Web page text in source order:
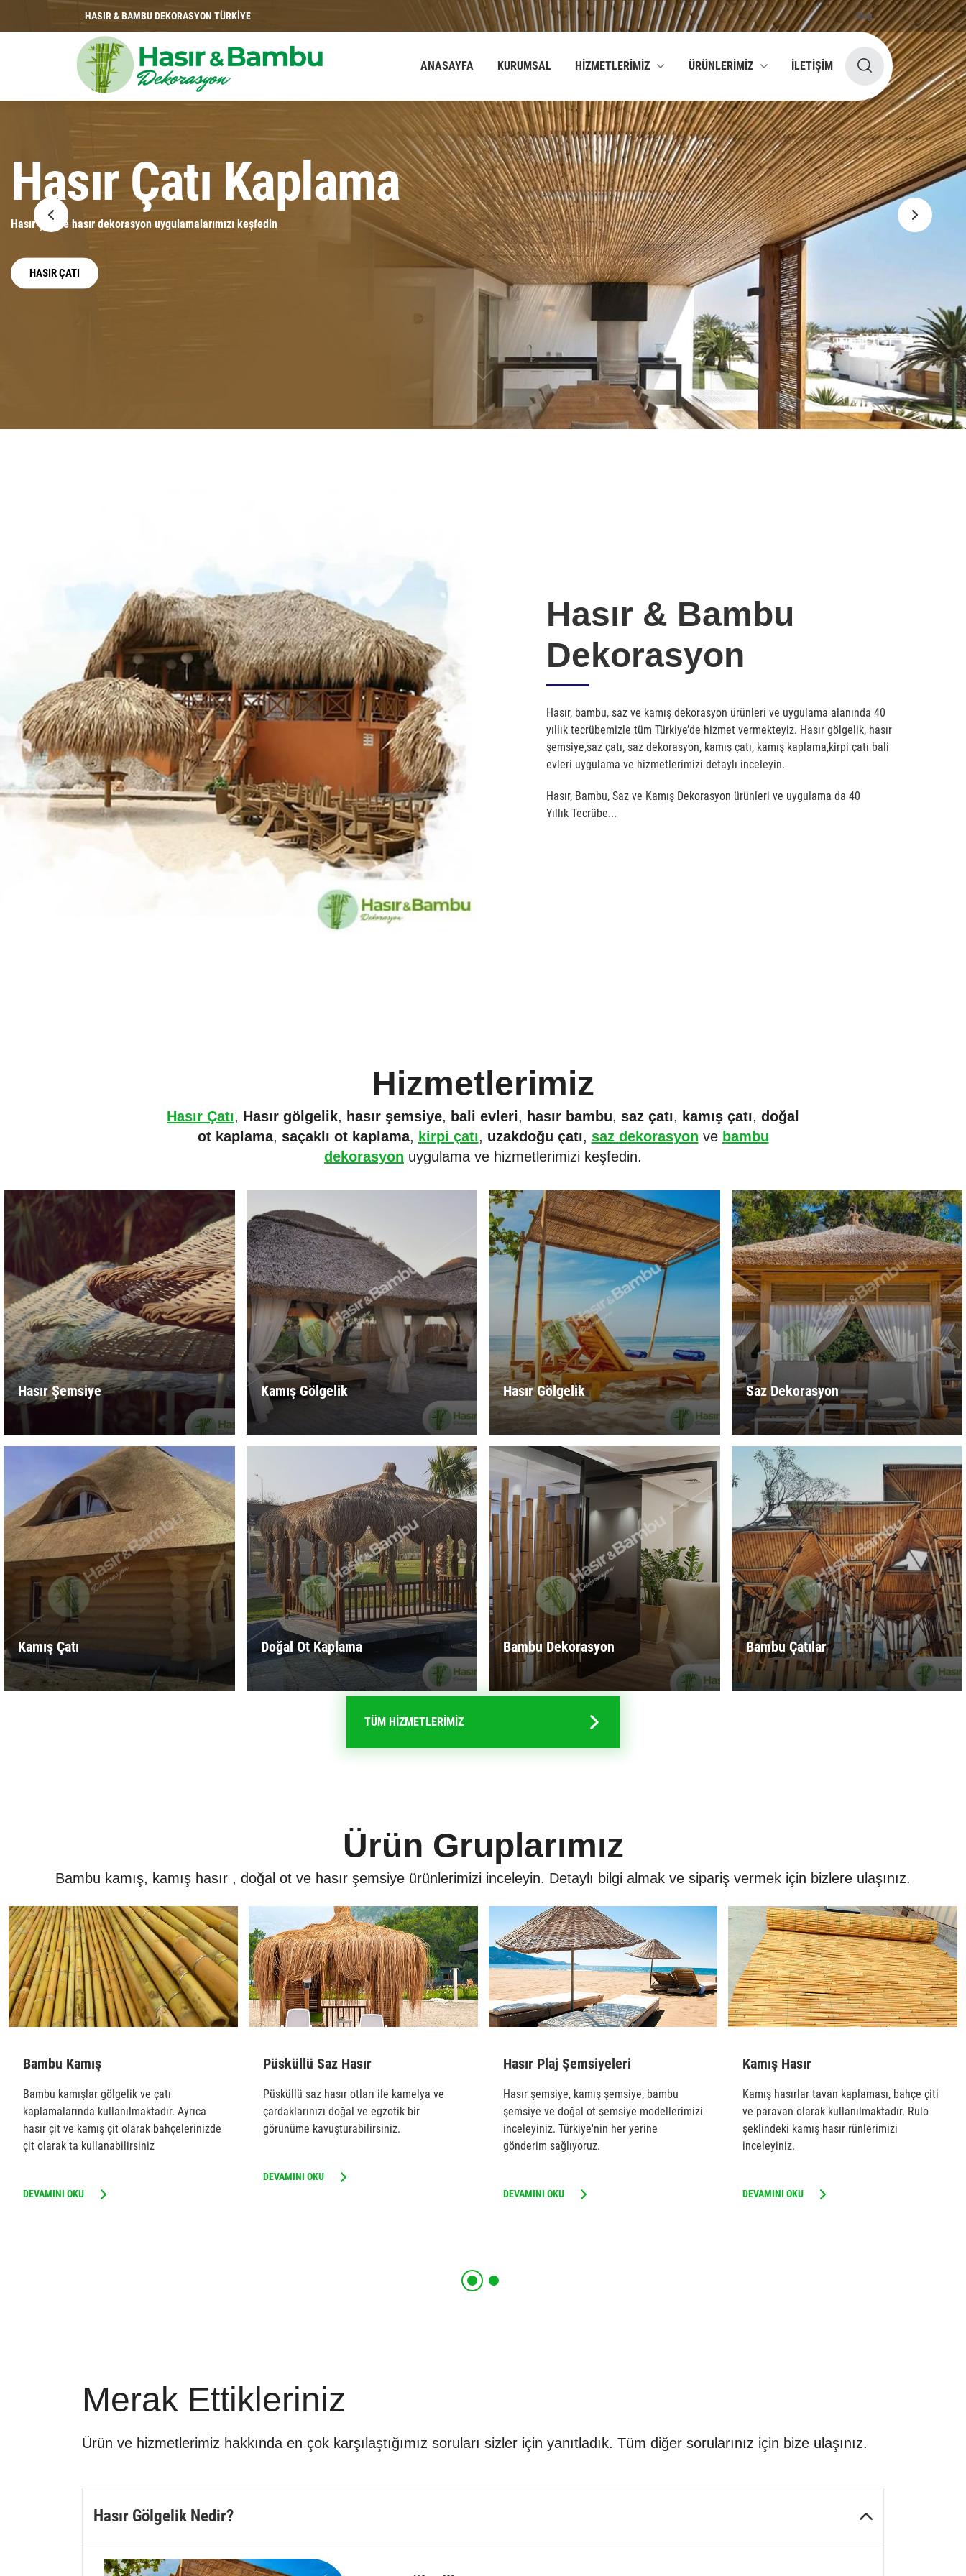
HASIR & BAMBU DEKORASYON TÜRKİYE Blog
ANASAYFA KURUMSAL HİZMETLERİMİZ ÜRÜNLERİMİZ İLETİŞİM
Hasır & Bambu
Dekorasyon
KEŞFET
Hasır & Bambu
Dekorasyon
Hasır, bambu, saz ve kamış dekorasyon ürünleri ve uygulama alanında 40
yıllık tecrübemizle tüm Türkiye’de hizmet vermekteyiz. Hasır gölgelik, hasır
şemsiye,saz çatı, saz dekorasyon, kamış çatı, kamış kaplama,kirpi çatı bali
evleri uygulama ve hizmetlerimizi detaylı inceleyin.
Hasır, Bambu, Saz ve Kamış Dekorasyon ürünleri ve uygulama da 40
Yıllık Tecrübe...
Hizmetlerimiz
Hasır Çatı, Hasır gölgelik, hasır şemsiye, bali evleri, hasır bambu, saz çatı, kamış çatı, doğal
ot kaplama, saçaklı ot kaplama, kirpi çatı, uzakdoğu çatı, saz dekorasyon ve bambu
dekorasyon uygulama ve hizmetlerimizi keşfedin.
Hasır Şemsiye Kamış Gölgelik Hasır Gölgelik Saz Dekorasyon
Kamış Çatı Doğal Ot Kaplama Bambu Dekorasyon Bambu Çatılar
TÜM HİZMETLERİMİZ
Ürün Gruplarımız
Bambu kamış, kamış hasır , doğal ot ve hasır şemsiye ürünlerimizi inceleyin. Detaylı bilgi almak ve sipariş vermek için bizlere ulaşınız.
Bambu Kamış
Bambu kamışlar gölgelik ve çatı
kaplamalarında kullanılmaktadır. Ayrıca
hasır çit ve kamış çit olarak bahçelerinizde
çit olarak ta kullanabilirsiniz
DEVAMINI OKU
Püsküllü Saz Hasır
Püsküllü saz hasır otları ile kamelya ve
çardaklarınızı doğal ve egzotik bir
görünüme kavuşturabilirsiniz.
DEVAMINI OKU
Hasır Plaj Şemsiyeleri
Hasır şemsiye, kamış şemsiye, bambu
şemsiye ve doğal ot şemsiye modellerimizi
inceleyiniz. Türkiye'nin her yerine
gönderim sağlıyoruz.
DEVAMINI OKU
Kamış Hasır
Kamış hasırlar tavan kaplaması, bahçe çiti
ve paravan olarak kullanılmaktadır. Rulo
şeklindeki kamış hasır rünlerimizi
inceleyiniz.
DEVAMINI OKU
Merak Ettikleriniz
Ürün ve hizmetlerimiz hakkında en çok karşılaştığımız soruları sizler için yanıtladık. Tüm diğer sorularınız için bize ulaşınız.
Hasır Gölgelik Nedir?